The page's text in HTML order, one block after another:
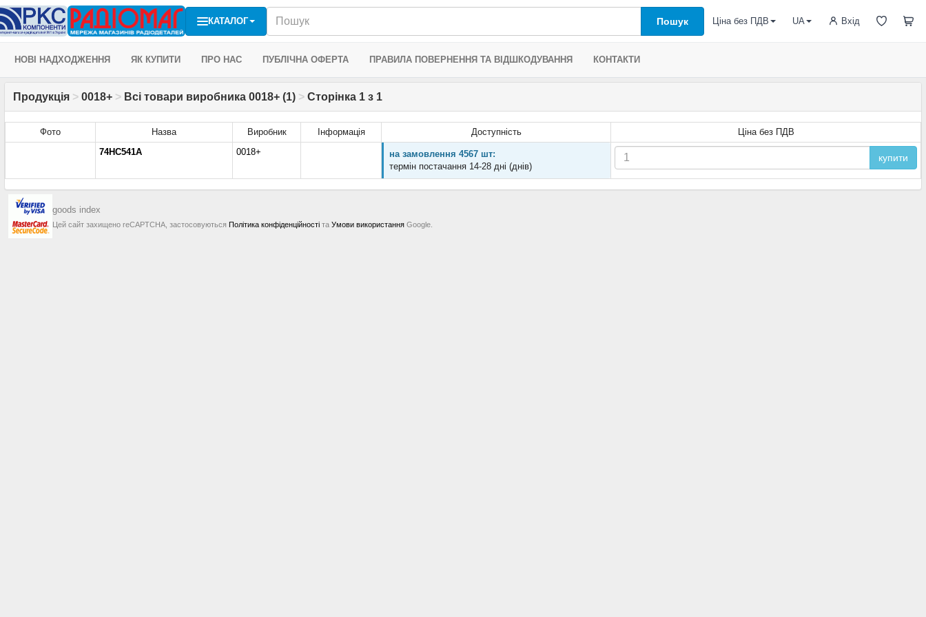
КАТАЛОГ Пошук Вхід
Ціна без ПДВ UA
НОВІ НАДХОДЖЕННЯ ЯК КУПИТИ ПРО НАС ПУБЛІЧНА ОФЕРТА ПРАВИЛА ПОВЕРНЕННЯ ТА ВІДШКОДУВАННЯ КОНТАКТИ
Продукція > 0018+ > Всі товари виробника 0018+ (1) > Сторінка 1 з 1
Фото Назва Виробник Інформація Доступність
Ціна без ПДВ
74HC541A
0018+
на замовлення 4567 шт:
термін постачання 14-28 дні (днів)
купити
goods index
Цей сайт захищено reCAPTCHA, застосовуються Політика конфіденційності та Умови використання Google.